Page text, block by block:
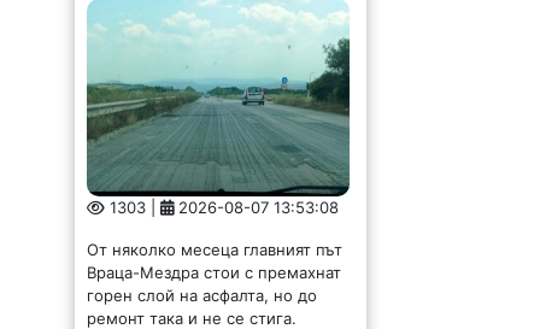
1303 | 2026-08-07 13:53:08
От няколко месеца главният път
Враца-Мездра стои с премахнат
горен слой на асфалта, но до
ремонт така и не се стига.